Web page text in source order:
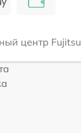
центр Fujitsu